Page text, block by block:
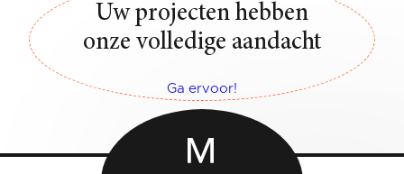
Uw projecten hebben
onze volledige aandacht
Ga ervoor!